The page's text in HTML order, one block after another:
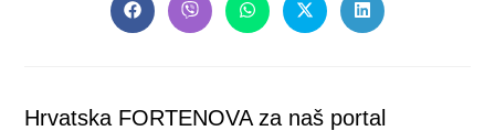
Opens
in
Opens
in
Opens
in
Opens
in
Opens
in
Hrvatska FORTENOVA za naš portal